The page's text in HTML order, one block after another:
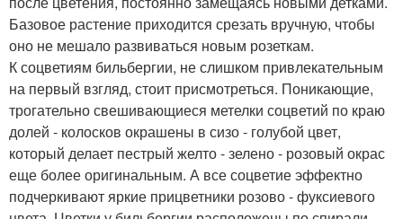
Базовое растение приходится срезать вручную, чтобы
оно не мешало развиваться новым розеткам.
К соцветиям бильбергии, не слишком привлекательным
на первый взгляд, стоит присмотреться. Поникающие,
трогательно свешивающиеся метелки соцветий по краю
долей - колосков окрашены в сизо - голубой цвет,
который делает пестрый желто - зелено - розовый окрас
еще более оригинальным. А все соцветие эффектно
подчеркивают яркие прицветники розово - фуксиевого